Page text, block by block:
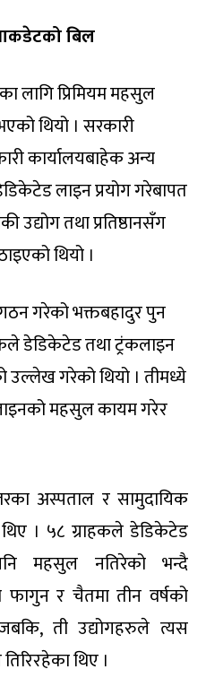
बिल
लागि प्रिमियम महसुल
थियो । सरकारी
कार्यालयबाहेक अन्य
लाइन प्रयोग गरेबापत
उद्योग तथा प्रतिष्ठानसँग
थियो ।
गरेको भक्तबहादुर पुन
डेडिकेटेड तथा ट्रंकलाइन
उल्लेख गरेको थियो । तीमध्ये
महसुल कायम गरेर
अस्पताल र सामुदायिक
। ५८ ग्राहकले डेडिकेटेड
महसुल नतिरेको भन्दै
र चैतमा तीन वर्षको
ती उद्योगहरुले त्यस
थिए ।